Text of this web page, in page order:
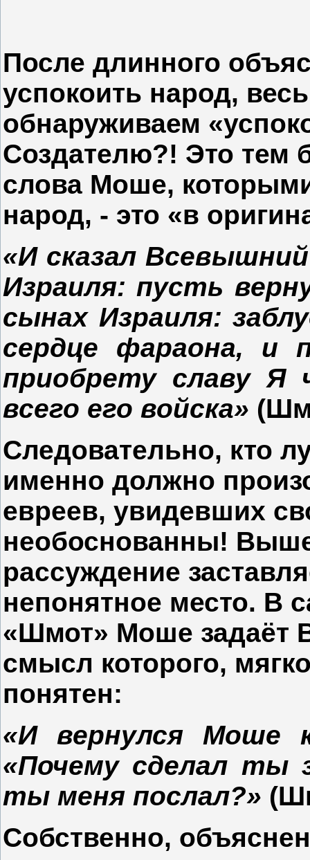
После длинного
успокоить народ,
обнаруживаем
Создателю?! Это тем
слова Моше,
народ, - это «в
«И сказал
Израиля: пусть
сынах Израиля:
сердце фараона, и
приобрету славу Я
всего его войска»
Следовательно, кто
именно должно
евреев, увидевших
необоснованны!
рассуждение
непонятное место. В
«Шмот» Моше задаёт
смысл которого,
понятен:
«И вернулся Моше
«Почему сделал ты
ты меня послал?»
Собственно,